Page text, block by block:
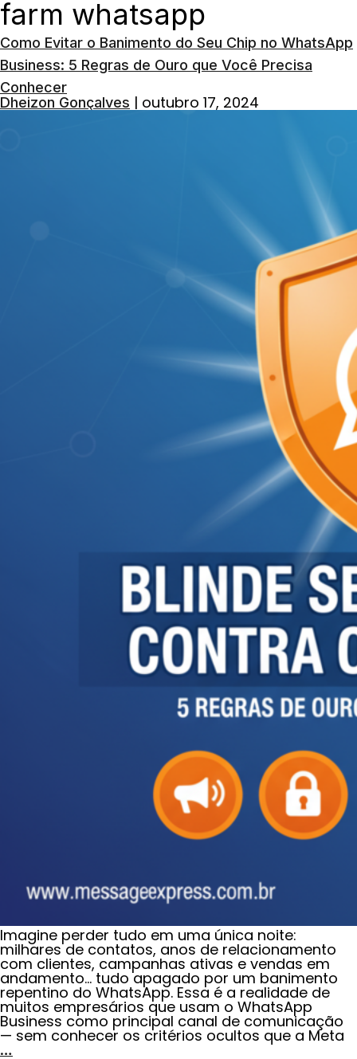
farm whatsapp
Como Evitar o Banimento do Seu Chip no WhatsApp
Business: 5 Regras de Ouro que Você Precisa
Conhecer
Dheizon Gonçalves | outubro 17, 2024
Imagine perder tudo em uma única noite:
milhares de contatos, anos de relacionamento
com clientes, campanhas ativas e vendas em
andamento… tudo apagado por um banimento
repentino do WhatsApp. Essa é a realidade de
muitos empresários que usam o WhatsApp
Business como principal canal de comunicação
— sem conhecer os critérios ocultos que a Meta
…